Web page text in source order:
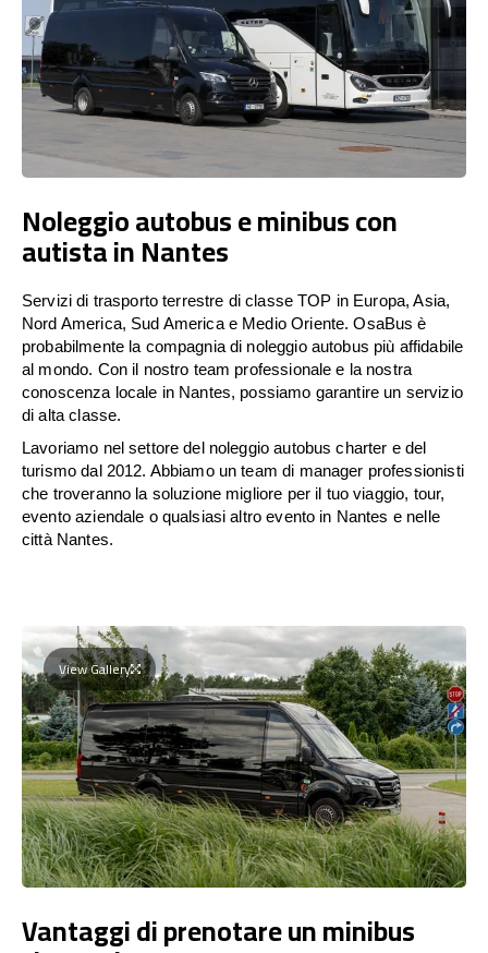
Noleggio autobus e minibus con
autista in Nantes
Servizi di trasporto terrestre di classe TOP in Europa, Asia,
Nord America, Sud America e Medio Oriente. OsaBus è
probabilmente la compagnia di noleggio autobus più affidabile
al mondo. Con il nostro team professionale e la nostra
conoscenza locale in Nantes, possiamo garantire un servizio
di alta classe.
Lavoriamo nel settore del noleggio autobus charter e del
turismo dal 2012. Abbiamo un team di manager professionisti
che troveranno la soluzione migliore per il tuo viaggio, tour,
evento aziendale o qualsiasi altro evento in Nantes e nelle
città Nantes.
View Gallery
Vantaggi di prenotare un minibus